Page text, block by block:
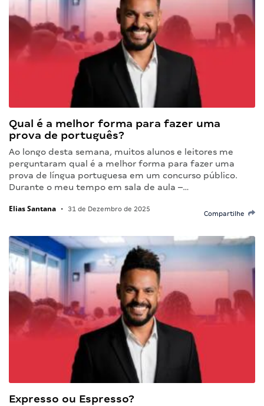
Qual é a melhor forma para fazer uma
prova de português?
Ao longo desta semana, muitos alunos e leitores me
perguntaram qual é a melhor forma para fazer uma
prova de língua portuguesa em um concurso público.
Durante o meu tempo em sala de aula –…
Elias Santana • 31 de Dezembro de 2025
Compartilhe
Expresso ou Espresso?